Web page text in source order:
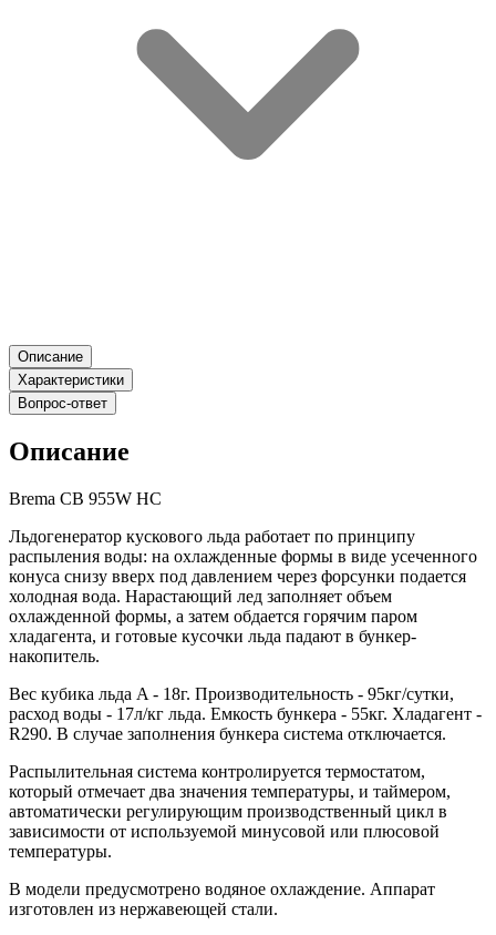
Описание
Характеристики
Вопрос-ответ
Описание
Brema CB 955W HC
Льдогенератор кускового льда работает по принципу
распыления воды: на охлажденные формы в виде усеченного
конуса снизу вверх под давлением через форсунки подается
холодная вода. Нарастающий лед заполняет объем
охлажденной формы, а затем обдается горячим паром
хладагента, и готовые кусочки льда падают в бункер-
накопитель.
Вес кубика льда A - 18г. Производительность - 95кг/сутки,
расход воды - 17л/кг льда. Емкость бункера - 55кг. Хладагент -
R290. В случае заполнения бункера система отключается.
Распылительная система контролируется термостатом,
который отмечает два значения температуры, и таймером,
автоматически регулирующим производственный цикл в
зависимости от используемой минусовой или плюсовой
температуры.
В модели предусмотрено водяное охлаждение. Аппарат
изготовлен из нержавеющей стали.